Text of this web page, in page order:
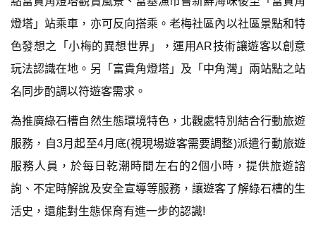
燈塔」站乘車，亦可反向搭乘。老梅社區內以社區景點和特
色發想之「小梅的異想世界」，運用AR技術讓遊客以創意
玩法認識在地。另「富貴角燈塔」及「中角灣」兩站點之站
名同步酌調以符遊客需求。
為推廣綠石槽自然生態環境特色，北觀處特別結合行動旅遊
服務，自3月起至4月底(視現場遊客需要調整)派遣行動旅遊
服務人員，於每日乾潮時間左右的2個小時，提供旅遊諮
詢、不定時解說及安全宣導等服務，讓遊客了解綠石槽的生
活史，還能對生態保育有進一步的認識!